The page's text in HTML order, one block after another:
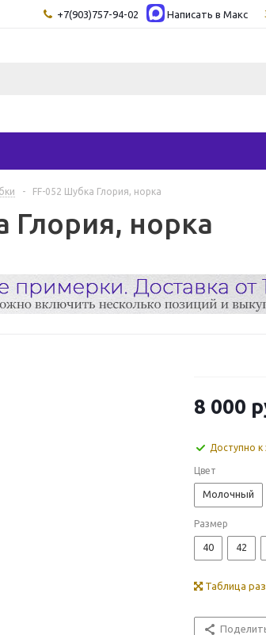
+7(903)757-94-02 Написать в Maкс
- FF-052 Шубка Глория, норка
Глория, норка
8 000
Доступно к
Цвет
Молочный
Размер
40 42
Таблица